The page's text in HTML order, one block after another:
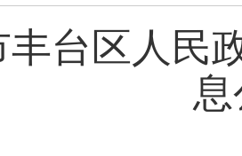
台区人民